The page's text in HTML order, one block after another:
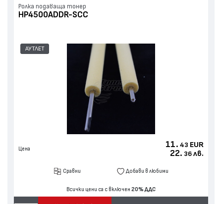
Ролка подаваща тонер
HP4500ADDR-SCC
АУТЛЕТ
Цена 11. 43 EUR
22. 36 лв.
Сравни Добави в любими
Всички цени са с включен 20% ДДС